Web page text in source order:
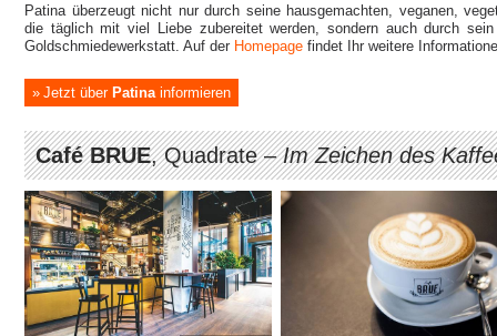
Patina überzeugt nicht nur durch seine hausgemachten, veganen,
die täglich mit viel Liebe zubereitet werden, sondern auch durch
Goldschmiedewerkstatt. Auf der Homepage findet Ihr weitere
Jetzt über Patina informieren
Café BRUE, Quadrate –Im Zeichen des